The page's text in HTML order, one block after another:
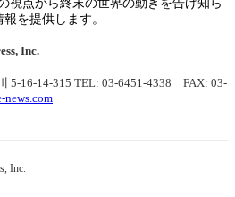
視点から終末の世界の動きを告げ知ら
を提供します。
Inc.
5-16-14-315 TEL: 03-6451-4338 FAX: 03-
news.com
Inc.